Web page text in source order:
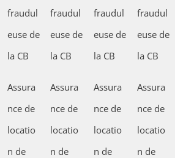
fraudul
euse de
la CB
Assura
nce de
locatio
n de
fraudul
euse de
la CB
Assura
nce de
locatio
n de
fraudul
euse de
la CB
Assura
nce de
locatio
n de
fraudul
euse de
la CB
Assura
nce de
locatio
n de